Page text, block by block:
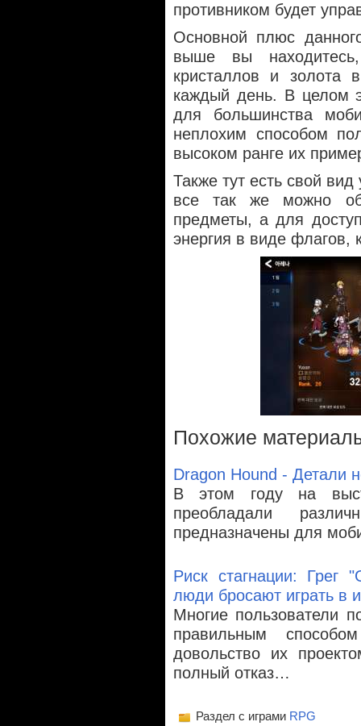
противником будет
Основной плюс
выше вы
кристаллов и золота
каждый день. В целом
для большинства
неплохим способом
высоком ранге их
Также тут есть свой
все так же можно
предметы, а для
энергия в виде флагов,
Похожие
Dragon Hound - Детали
В этом году на
преобладали
предназначены для
Риск стагнации: Грег
люди бросают играть в
Многие пользователи
правильным
довольство их
полный отказ…
Раздел с играми RPG